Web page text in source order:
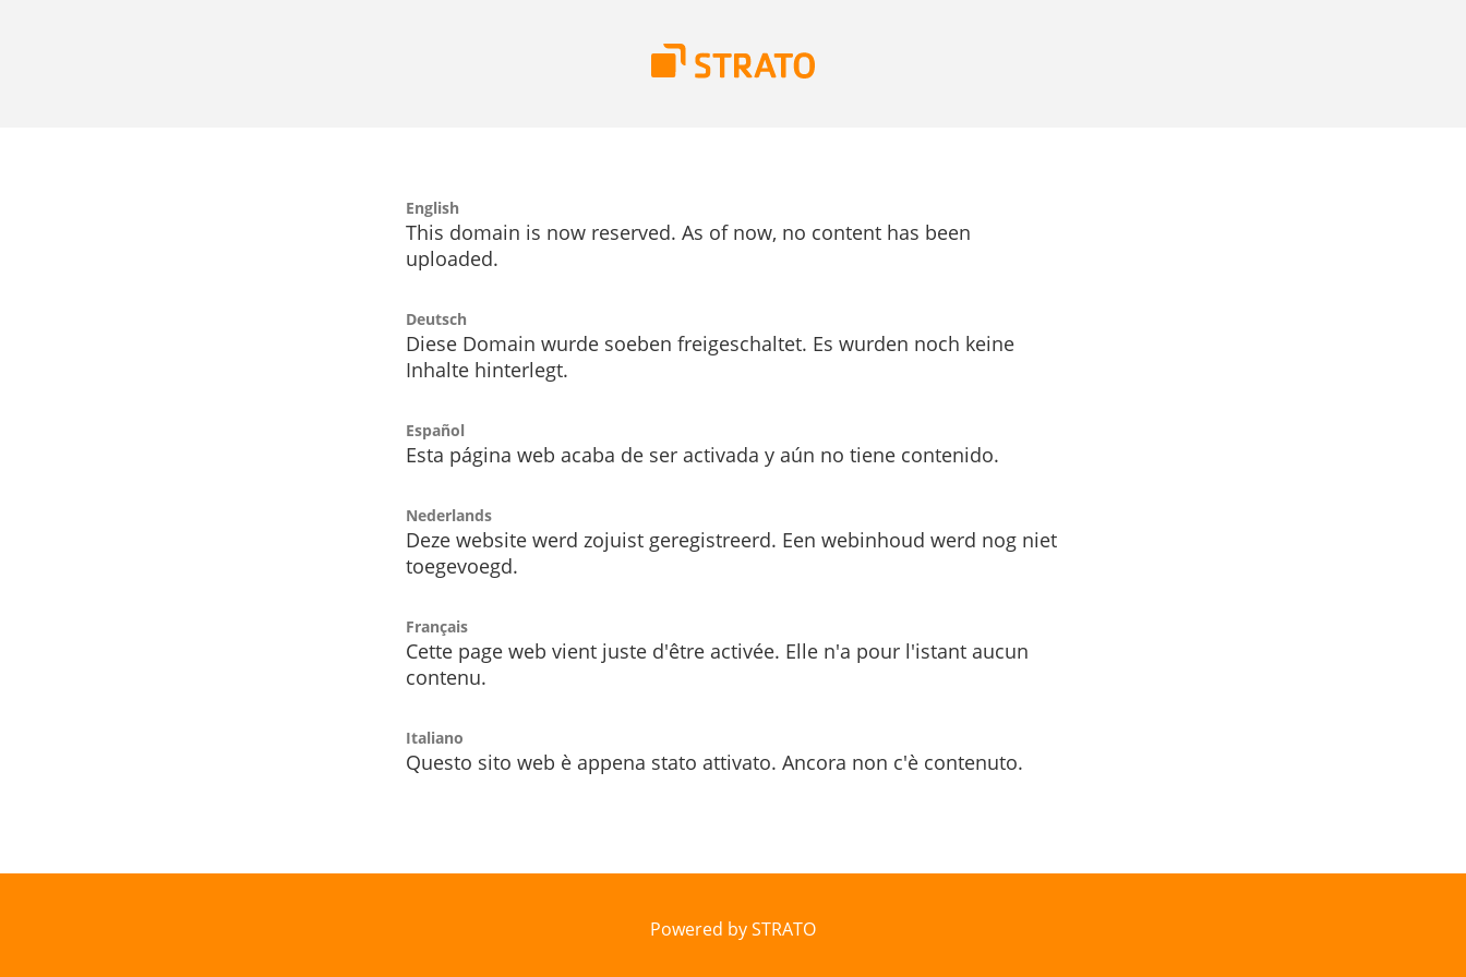
English
This domain is now reserved. As of now, no content has been
uploaded.
Deutsch
Diese Domain wurde soeben freigeschaltet. Es wurden noch keine
Inhalte hinterlegt.
Español
Esta página web acaba de ser activada y aún no tiene contenido.
Nederlands
Deze website werd zojuist geregistreerd. Een webinhoud werd nog niet
toegevoegd.
Français
Cette page web vient juste d'être activée. Elle n'a pour l'istant aucun
contenu.
Italiano
Questo sito web è appena stato attivato. Ancora non c'è contenuto.
Powered by STRATO